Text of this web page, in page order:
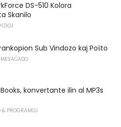
DS-510 Kolora
Skanilo
Sub Vindozo kaj Poŝto
konvertante ilin al MP3s
& PROGRAMOJ